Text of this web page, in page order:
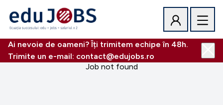
Ai nevoie de oameni? Îți trimitem echipe în 48h.
Trimite un e-mail: contact@edujobs.ro
Job not found